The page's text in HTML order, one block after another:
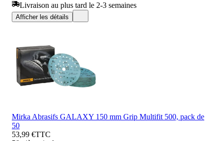
Livraison au plus tard le 2-3 semaines
Afficher les détails
Mirka Abrasifs GALAXY 150 mm Grip Multifit 500, pack de
50
53,99 €TTC